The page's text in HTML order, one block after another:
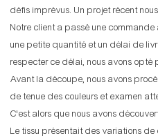
défis imprévus. Un projet récent
Notre client a passé une
une petite quantité et un délai de
respecter ce délai, nous avons opté
Avant la découpe, nous avons
de tenue des couleurs et examen
C'est alors que nous avons
Le tissu présentait des variations